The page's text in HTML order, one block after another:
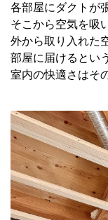
各部屋にダクトが
そこから空気を吸
外から取り入れた
部屋に届けるとい
室内の快適さはそ